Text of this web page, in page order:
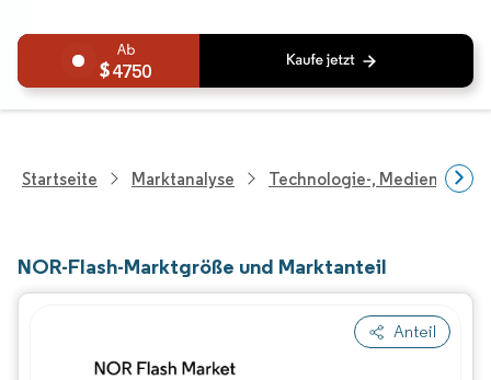
4750
Startseite Marktanalyse Technologie-, Medien- Und
NOR-Flash-Marktgröße und Marktanteil
Anteil